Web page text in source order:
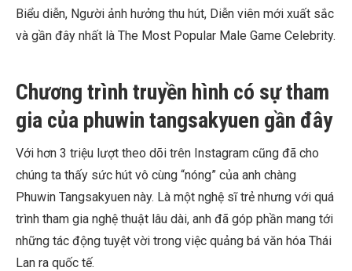
Biểu diễn, Người ảnh hưởng thu hút, Diễn viên mới xuất sắc
và gần đây nhất là The Most Popular Male Game Celebrity.
Chương trình truyền hình có sự tham
gia của phuwin tangsakyuen gần đây
Với hơn 3 triệu lượt theo dõi trên Instagram cũng đã cho
chúng ta thấy sức hút vô cùng “nóng” của anh chàng
Phuwin Tangsakyuen này. Là một nghệ sĩ trẻ nhưng với quá
trình tham gia nghệ thuật lâu dài, anh đã góp phần mang tới
những tác động tuyệt vời trong việc quảng bá văn hóa Thái
Lan ra quốc tế.